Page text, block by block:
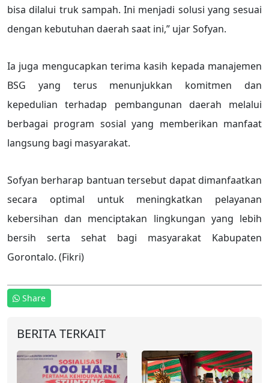
bisa dilalui truk sampah. Ini menjadi solusi yang sesuai
dengan kebutuhan daerah saat ini,” ujar Sofyan.
Ia juga mengucapkan terima kasih kepada manajemen
BSG yang terus menunjukkan komitmen dan
kepedulian terhadap pembangunan daerah melalui
berbagai program sosial yang memberikan manfaat
langsung bagi masyarakat.
Sofyan berharap bantuan tersebut dapat dimanfaatkan
secara optimal untuk meningkatkan pelayanan
kebersihan dan menciptakan lingkungan yang lebih
bersih serta sehat bagi masyarakat Kabupaten
Gorontalo. (Fikri)
Share
BERITA TERKAIT